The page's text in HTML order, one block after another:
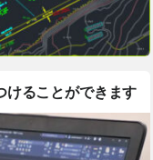
ることができます